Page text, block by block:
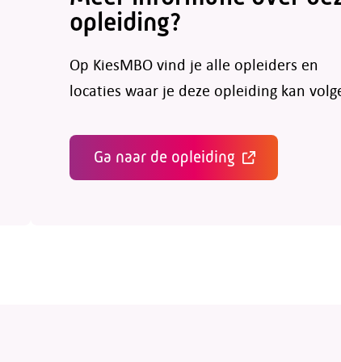
opleiding?
Op KiesMBO vind je alle opleiders en
locaties waar je deze opleiding kan
Ga naar de opleiding